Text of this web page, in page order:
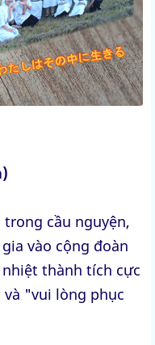
cầu nguyện,
vào cộng đoàn
thành tích cực
"vui lòng phục